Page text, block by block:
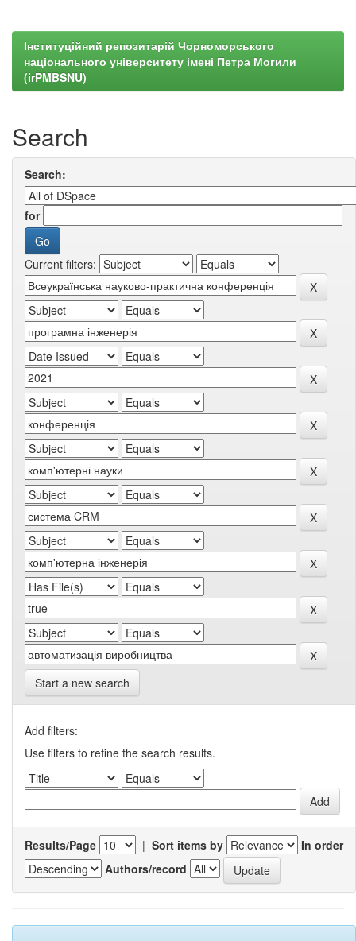
Інституційний репозитарій Чорноморського
національного університету імені Петра Могили
(irPMBSNU)
Search
Search:
for
Current filters:
Start a new search
Add filters:
Use filters to refine the search results.
Results/Page | Sort items by
In order
Authors/record